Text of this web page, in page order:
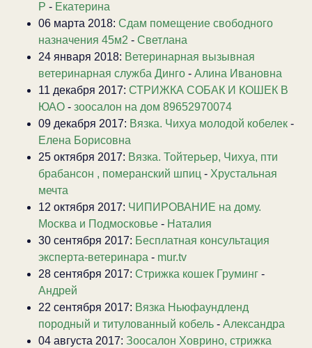
Р - Екатерина
06 марта 2018: Сдам помещение свободного
назначения 45м2 - Светлана
24 января 2018: Ветеринарная вызывная
ветеринарная служба Динго - Алина Ивановна
11 декабря 2017: СТРИЖКА СОБАК И КОШЕК В
ЮАО - зоосалон на дом 89652970074
09 декабря 2017: Вязка. Чихуа молодой кобелек -
Елена Борисовна
25 октября 2017: Вязка. Тойтерьер, Чихуа, пти
брабансон , померанский шпиц - Хрустальная
мечта
12 октября 2017: ЧИПИРОВАНИЕ на дому.
Москва и Подмосковье - Наталия
30 сентября 2017: Бесплатная консультация
эксперта-ветеринара - mur.tv
28 сентября 2017: Стрижка кошек Груминг -
Андрей
22 сентября 2017: Вязка Ньюфаундленд
породный и титулованный кобель - Александра
04 августа 2017: Зоосалон Ховрино, стрижка